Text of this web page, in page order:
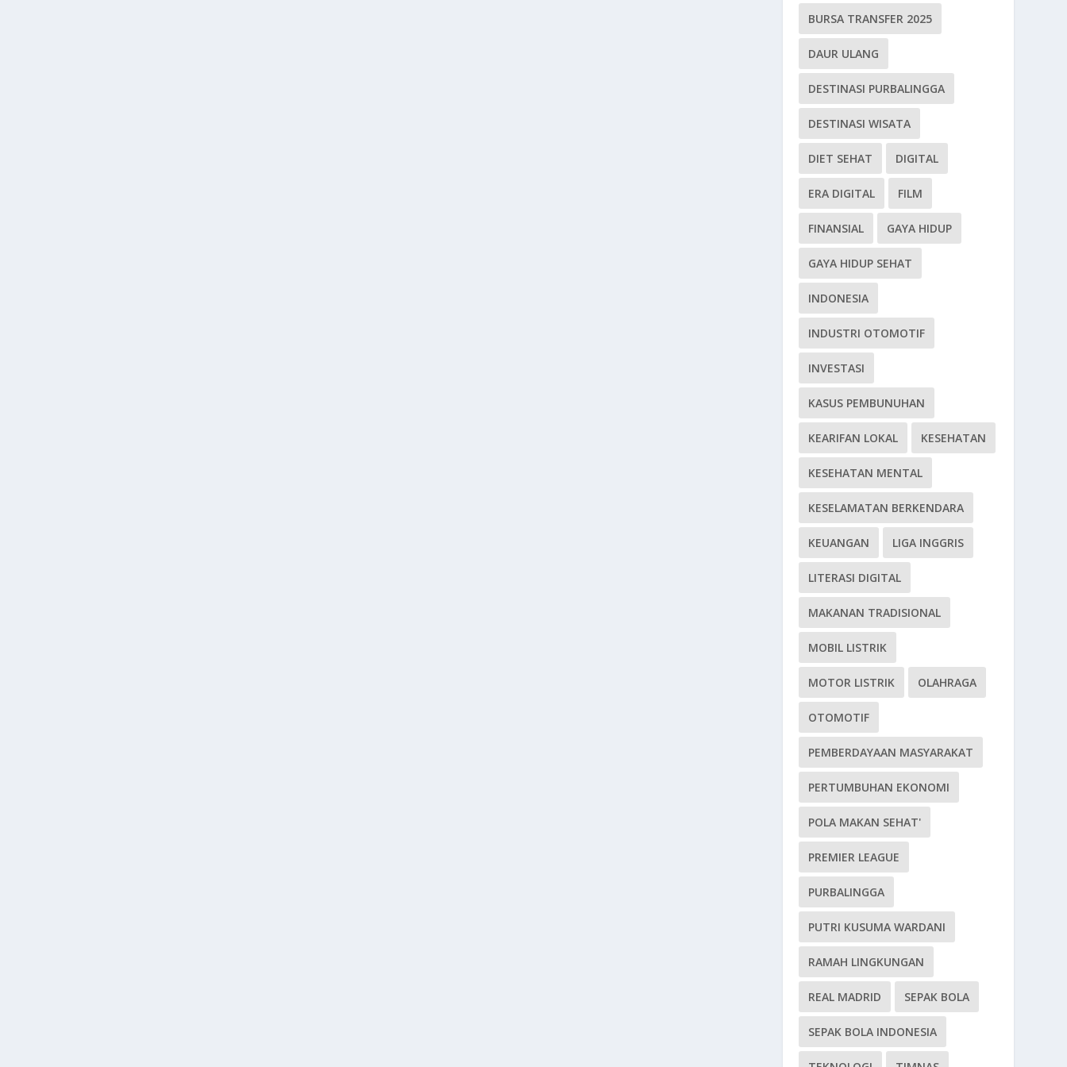
BURSA TRANSFER 2025
DAUR ULANG
DESTINASI PURBALINGGA
DESTINASI WISATA
DIET SEHAT DIGITAL
ERA DIGITAL FILM
FINANSIAL GAYA HIDUP
GAYA HIDUP SEHAT
INDONESIA
INDUSTRI OTOMOTIF
INVESTASI
KASUS PEMBUNUHAN
KEARIFAN LOKAL KESEHATAN
KESEHATAN MENTAL
KESELAMATAN BERKENDARA
KEUANGAN LIGA INGGRIS
LITERASI DIGITAL
MAKANAN TRADISIONAL
MOBIL LISTRIK
MOTOR LISTRIK OLAHRAGA
OTOMOTIF
PEMBERDAYAAN MASYARAKAT
PERTUMBUHAN EKONOMI
POLA MAKAN SEHAT'
PREMIER LEAGUE
PURBALINGGA
PUTRI KUSUMA WARDANI
RAMAH LINGKUNGAN
REAL MADRID SEPAK BOLA
SEPAK BOLA INDONESIA